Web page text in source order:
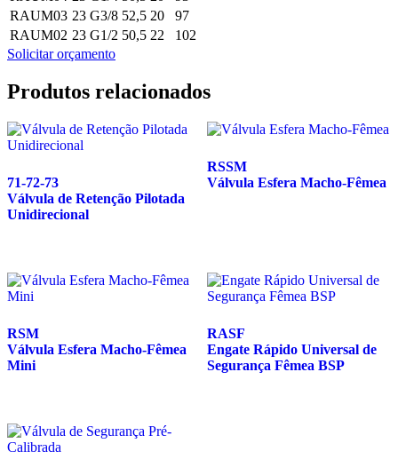
RAUM03 23 G3/8 52,5 20
97
RAUM02 23 G1/2 50,5 22
102
Solicitar orçamento
Produtos relacionados
71-72-73
Válvula de Retenção Pilotada
Unidirecional
RSSM
Válvula Esfera Macho-Fêmea
RSM
Válvula Esfera Macho-Fêmea
Mini
RASF
Engate Rápido Universal de
Segurança Fêmea BSP